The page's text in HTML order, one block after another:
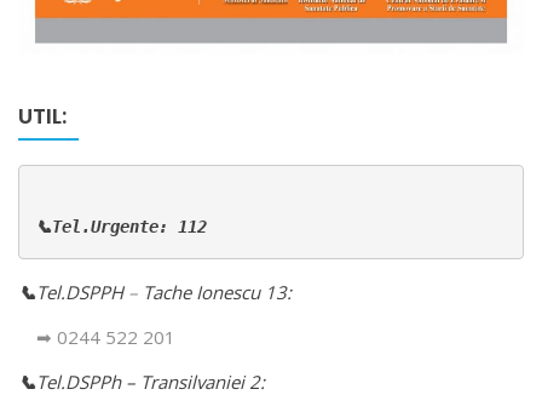
UTIL:
📞Tel.Urgente: 112
📞Tel.DSPPH – Tache Ionescu 13:
➡ 0244 522 201
📞Tel.DSPPh – Transilvaniei 2: